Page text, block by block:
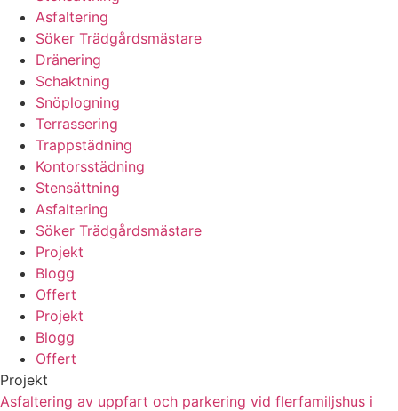
Asfaltering
Söker Trädgårdsmästare
Dränering
Schaktning
Snöplogning
Terrassering
Trappstädning
Kontorsstädning
Stensättning
Asfaltering
Söker Trädgårdsmästare
Projekt
Blogg
Offert
Projekt
Blogg
Offert
Projekt
Asfaltering av uppfart och parkering vid flerfamiljshus i